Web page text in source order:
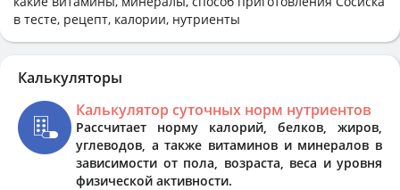
в тесте, рецепт, калории, нутриенты
Калькуляторы
Калькулятор суточных норм нутриентов
Рассчитает норму калорий, белков, жиров,
углеводов, а также витаминов и минералов в
зависимости от пола, возраста, веса и уровня
физической активности.